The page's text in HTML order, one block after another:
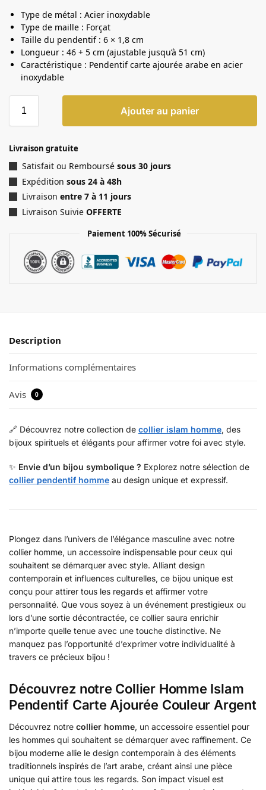
Type de métal : Acier inoxydable
Type de maille : Forçat
Taille du pendentif : 6 × 1,8 cm
Longueur : 46 + 5 cm (ajustable jusqu’à 51 cm)
Caractéristique : Pendentif carte ajourée arabe en acier
inoxydable
Ajouter au panier
Livraison gratuite
Satisfait ou Remboursé sous 30 jours
Expédition sous 24 à 48h
Livraison entre 7 à 11 jours
Livraison Suivie OFFERTE
Paiement 100% Sécurisé
Description
Informations complémentaires
Avis 0
🔗 Découvrez notre collection de collier islam homme, des
bijoux spirituels et élégants pour affirmer votre foi avec style.
✨ Envie d’un bijou symbolique ? Explorez notre sélection de
collier pendentif homme au design unique et expressif.
Plongez dans l’univers de l’élégance masculine avec notre
collier homme, un accessoire indispensable pour ceux qui
souhaitent se démarquer avec style. Alliant design
contemporain et influences culturelles, ce bijou unique est
conçu pour attirer tous les regards et affirmer votre
personnalité. Que vous soyez à un événement prestigieux ou
lors d’une sortie décontractée, ce collier saura enrichir
n’importe quelle tenue avec une touche distinctive. Ne
manquez pas l’opportunité d’exprimer votre individualité à
travers ce précieux bijou !
Découvrez notre Collier Homme Islam
Pendentif Carte Ajourée Couleur Argent
Découvrez notre collier homme, un accessoire essentiel pour
les hommes qui souhaitent se démarquer avec raffinement. Ce
bijou moderne allie le design contemporain à des éléments
traditionnels inspirés de l’art arabe, créant ainsi une pièce
unique qui attire tous les regards. Son impact visuel est